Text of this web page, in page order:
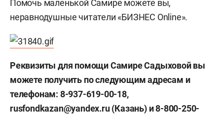
Помочь маленькой Самире можете вы,
неравнодушные читатели «БИЗНЕС Online».
Реквизиты для помощиСамире Садыховойвы
можете получить по следующим адресам и
телефонам: 8-937-619-00-18,
rusfondkazan@yandex.ru (Казань) и 8-800-250-